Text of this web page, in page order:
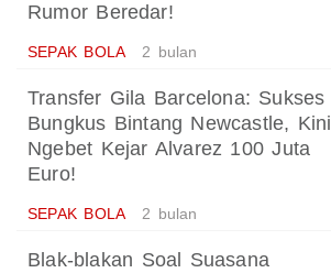
Rumor Beredar!
SEPAK BOLA 2 bulan
Transfer Gila Barcelona: Sukses
Bungkus Bintang Newcastle, Kini
Ngebet Kejar Alvarez 100 Juta
Euro!
SEPAK BOLA 2 bulan
Blak-blakan Soal Suasana